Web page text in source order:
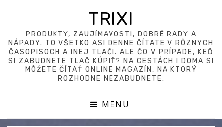
TRIXI
PRODUKTY, ZAUJÍMAVOSTI, DOBRÉ RADY A
NÁPADY. TO VŠETKO ASI DENNE ČÍTATE V RÔZNYCH
ČASOPISOCH A INEJ TLAČI. ALE ČO V PRÍPADE, KEĎ
SI ZABUDNETE TLAČ KÚPIŤ? NA CESTÁCH I DOMA SI
MÔŽETE ČÍTAŤ ONLINE MAGAZÍN, NA KTORÝ
ROZHODNE NEZABUDNETE.
MENU